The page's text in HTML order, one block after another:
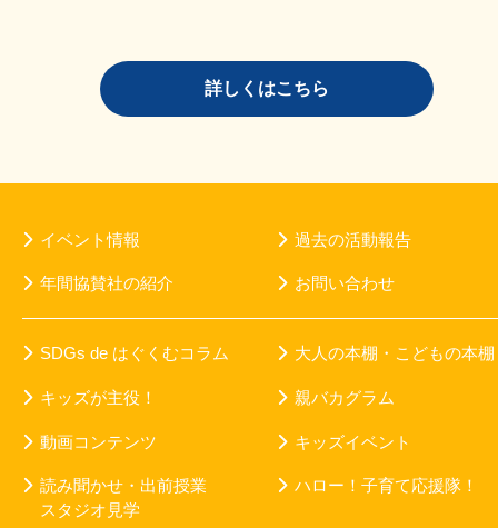
詳しくはこちら
イベント情報 過去の活動報告
年間協賛社の紹介 お問い合わせ
SDGs de はぐくむコラム 大人の本棚・こどもの本棚
キッズが主役！ 親バカグラム
動画コンテンツ キッズイベント
読み聞かせ・出前授業
スタジオ見学
ハロー！子育て応援隊！